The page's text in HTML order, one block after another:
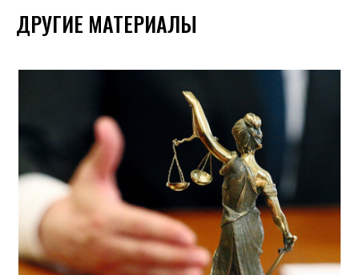
ДРУГИЕ МАТЕРИАЛЫ